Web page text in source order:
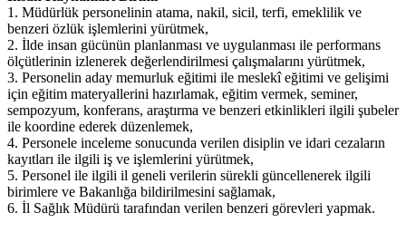
1. Müdürlük personelinin atama, nakil, sicil, terfi, emeklilik ve
benzeri özlük işlemlerini yürütmek,
2. İlde insan gücünün planlanması ve uygulanması ile performans
ölçütlerinin izlenerek değerlendirilmesi çalışmalarını yürütmek,
3. Personelin aday memurluk eğitimi ile meslekî eğitimi ve gelişimi
için eğitim materyallerini hazırlamak, eğitim vermek, seminer,
sempozyum, konferans, araştırma ve benzeri etkinlikleri ilgili şubeler
ile koordine ederek düzenlemek,
4. Personele inceleme sonucunda verilen disiplin ve idari cezaların
kayıtları ile ilgili iş ve işlemlerini yürütmek,
5. Personel ile ilgili il geneli verilerin sürekli güncellenerek ilgili
birimlere ve Bakanlığa bildirilmesini sağlamak,
6. İl Sağlık Müdürü tarafından verilen benzeri görevleri yapmak.